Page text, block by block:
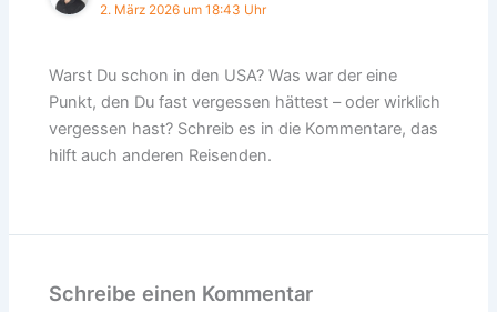
2. März 2026 um 18:43 Uhr
Warst Du schon in den USA? Was war der eine
Punkt, den Du fast vergessen hättest – oder wirklich
vergessen hast? Schreib es in die Kommentare, das
hilft auch anderen Reisenden.
Schreibe einen Kommentar